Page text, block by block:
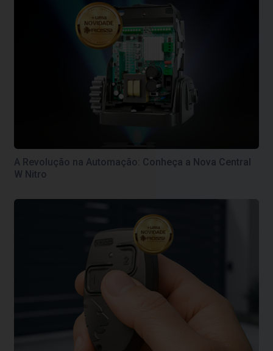
A Revolução na Automação: Conheça a Nova Central
W Nitro